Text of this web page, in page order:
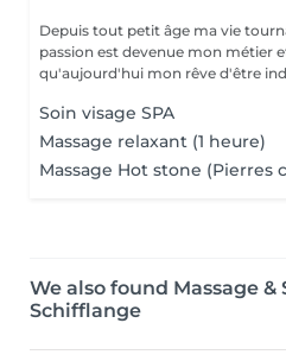
Depuis tout petit âge ma vie
passion est devenue mon métier
qu'aujourd'hui mon rêve d'être
Soin visage SPA
Massage relaxant (1 heure)
Massage Hot stone (Pierres
We also found Massage &
Schifflange